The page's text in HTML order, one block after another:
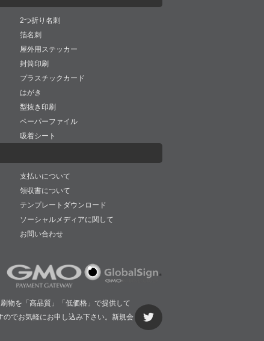
2つ折り名刺
箔名刺
屋外用ステッカー
封筒印刷
プラスチックカード
はがき
型抜き印刷
ペーパーファイル
吸着シート
支払いについて
領収書について
テンプレートダウンロード
ソーシャルメディアに関して
お問い合わせ
物を「高品質」「低価格」で提供して
でお気軽にお申し込み下さい。新規会